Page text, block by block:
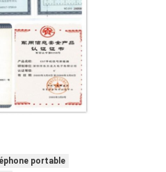
portable